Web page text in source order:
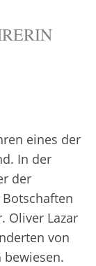
eines der
In der
der
Oliver Lazar
von
bewiesen.